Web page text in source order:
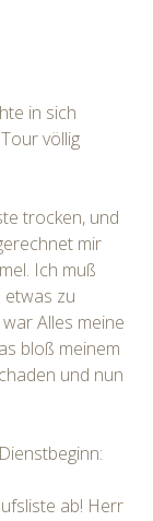
in sich
völlig
trocken, und
mir
Ich muß
etwas zu
Alles meine
bloß meinem
und nun
ab! Herr